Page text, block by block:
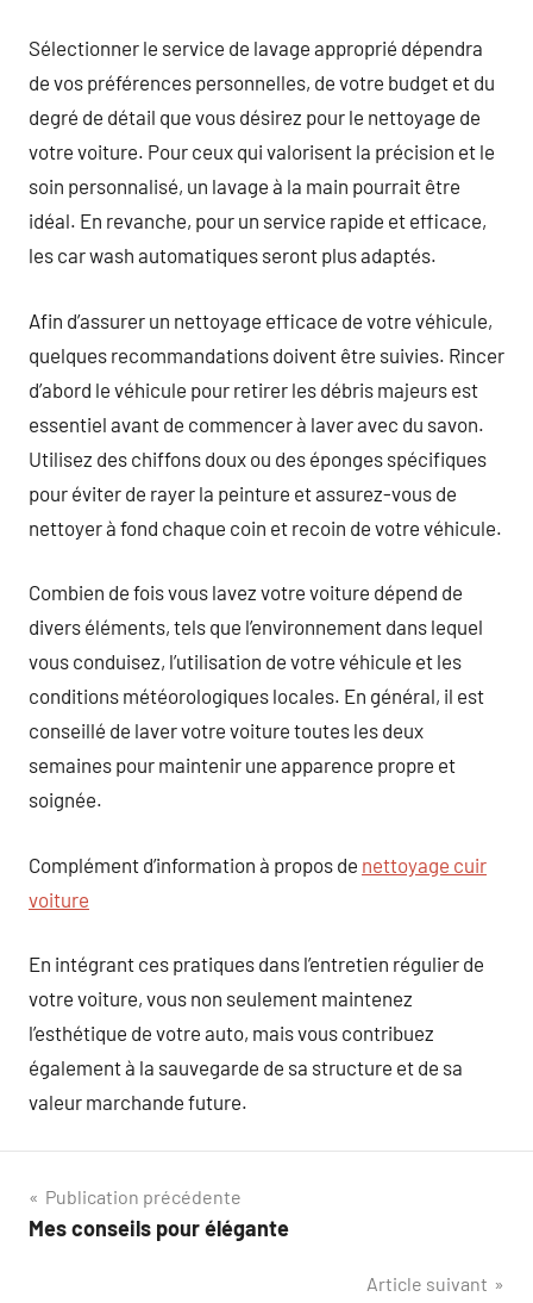
Sélectionner le service de lavage approprié dépendra
de vos préférences personnelles, de votre budget et du
degré de détail que vous désirez pour le nettoyage de
votre voiture. Pour ceux qui valorisent la précision et le
soin personnalisé, un lavage à la main pourrait être
idéal. En revanche, pour un service rapide et efficace,
les car wash automatiques seront plus adaptés.
Afin d’assurer un nettoyage efficace de votre véhicule,
quelques recommandations doivent être suivies. Rincer
d’abord le véhicule pour retirer les débris majeurs est
essentiel avant de commencer à laver avec du savon.
Utilisez des chiffons doux ou des éponges spécifiques
pour éviter de rayer la peinture et assurez-vous de
nettoyer à fond chaque coin et recoin de votre véhicule.
Combien de fois vous lavez votre voiture dépend de
divers éléments, tels que l’environnement dans lequel
vous conduisez, l’utilisation de votre véhicule et les
conditions météorologiques locales. En général, il est
conseillé de laver votre voiture toutes les deux
semaines pour maintenir une apparence propre et
soignée.
Complément d’information à propos de nettoyage cuir
voiture
En intégrant ces pratiques dans l’entretien régulier de
votre voiture, vous non seulement maintenez
l’esthétique de votre auto, mais vous contribuez
également à la sauvegarde de sa structure et de sa
valeur marchande future.
Navigation
de
Publication précédente
Mes conseils pour élégante
Article suivant